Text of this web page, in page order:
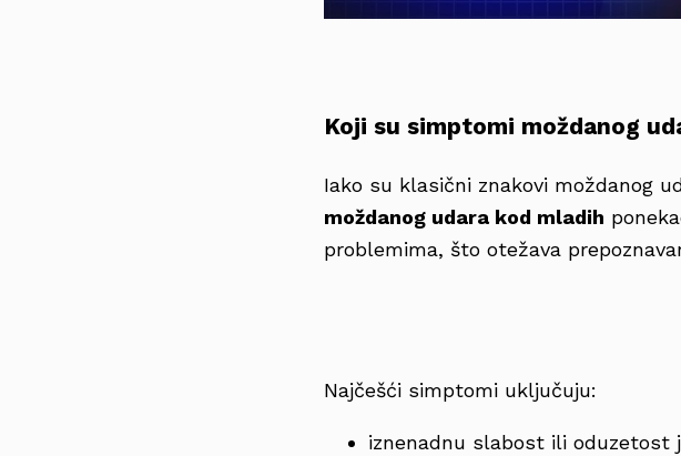
Koji su simptomi moždanog
Iako su klasični znakovi moždanog
moždanog udara kod mladih
problemima, što otežava
Najčešći simptomi uključuju:
iznenadnu slabost ili oduzetost